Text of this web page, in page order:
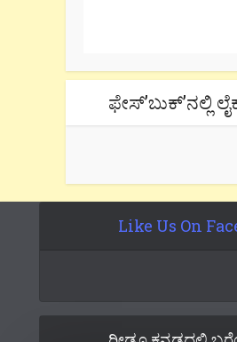
ಫೇಸ್’ಬುಕ್’ನಲ್ಲಿ
Like Us On